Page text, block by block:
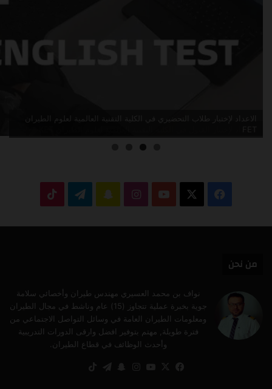
فيسبوك ‫YouTubeانستقرامسناب تيلقرام
من نحن
نواف بن محمد العسيري مهندس طيران وأخصائي سلامة
جوية بخبرة عملية تتجاوز (15) عام وناشط في مجال الطيران
ومعلومات الطيران العامة في وسائل التواصل الاجتماعي من
فترة طويلة, مهتم بتوفير افضل وارقى الدورات التدريبية
وأحدث الوظائف في قطاع الطيران.
فيسبوك
‫X
‫YouTube
انستقرام
سنابتيلقرام